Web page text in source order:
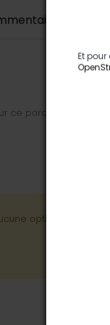
ce parc.
option n'a été
Et